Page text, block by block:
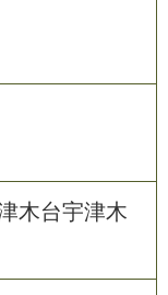
木台宇津木